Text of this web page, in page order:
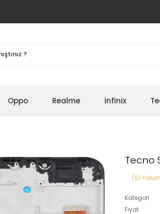
Oppo Realme İnfinix
Tecno
(0)
Kategori
Fiyat